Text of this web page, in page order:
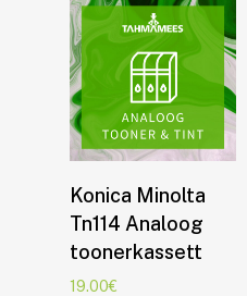
Konica Minolta
Tn114 Analoog
toonerkassett
19.00€